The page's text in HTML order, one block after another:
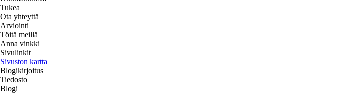
Tukea
Ota yhteyttä
Arviointi
Töitä meillä
Anna vinkki
Sivulinkit
Sivuston kartta
Blogikirjoitus
Tiedosto
Blogi